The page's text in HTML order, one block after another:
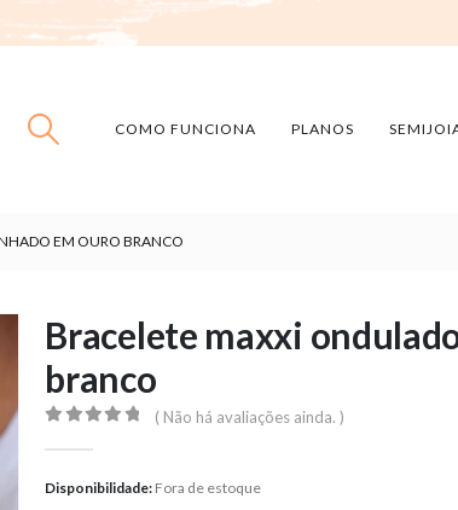
COMO FUNCIONA PLANOS
EM OURO BRANCO
Bracelete maxxi
branco
( Não há avaliações ainda. )
Disponibilidade: Fora de estoque